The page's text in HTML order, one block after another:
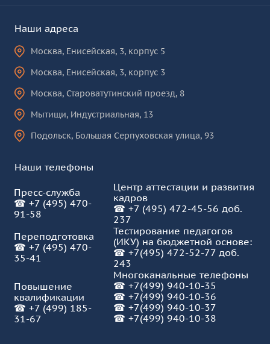
Наши адреса
Москва, Енисейская, 3, корпус 5
Москва, Енисейская, 3, корпус 3
Москва, Староватутинский проезд, 8
Мытищи, Индустриальная, 13
Подольск, Большая Серпуховская улица, 93
Наши телефоны
Пресс-служба
☎ +7 (495) 470-
91-58
Центр аттестации и развития
кадров
☎ +7 (495) 472-45-56 доб.
237
Переподготовка
☎ +7 (495) 470-
35-41
Тестирование педагогов
(ИКУ) на бюджетной основе:
☎ +7(495) 472-52-77 доб.
243
Многоканальные телефоны
☎ +7(499) 940-10-35
☎ +7(499) 940-10-36
☎ +7(499) 940-10-37
☎ +7(499) 940-10-38
Повышение
квалификации
☎ +7 (499) 185-
31-67